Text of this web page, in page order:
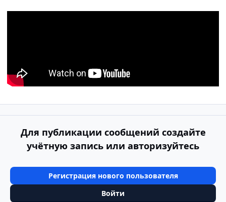
Для публикации сообщений создайте
учётную запись или авторизуйтесь
Регистрация нового пользователя
Войти